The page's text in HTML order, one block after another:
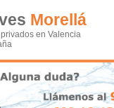
Morellá
en Valencia